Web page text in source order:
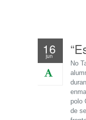
16
jun
No
polo
de